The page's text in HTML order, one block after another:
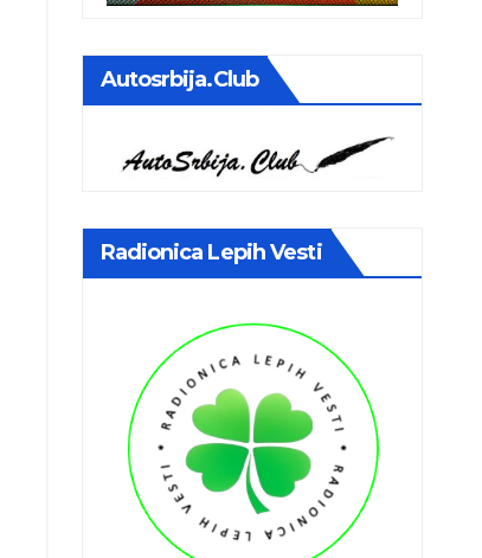
Autosrbija.club
Radionica Lepih Vesti